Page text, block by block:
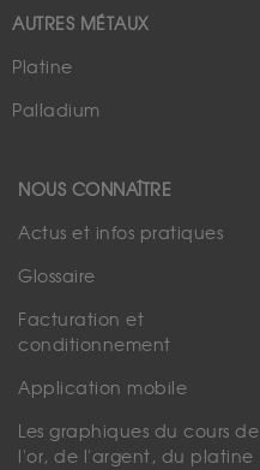
AUTRES MÉTAUX
Platine
Palladium
NOUS CONNAÎTRE
Actus et infos pratiques
Glossaire
Facturation et
conditionnement
Application mobile
Les graphiques du cours de
l'or, de l'argent, du platine